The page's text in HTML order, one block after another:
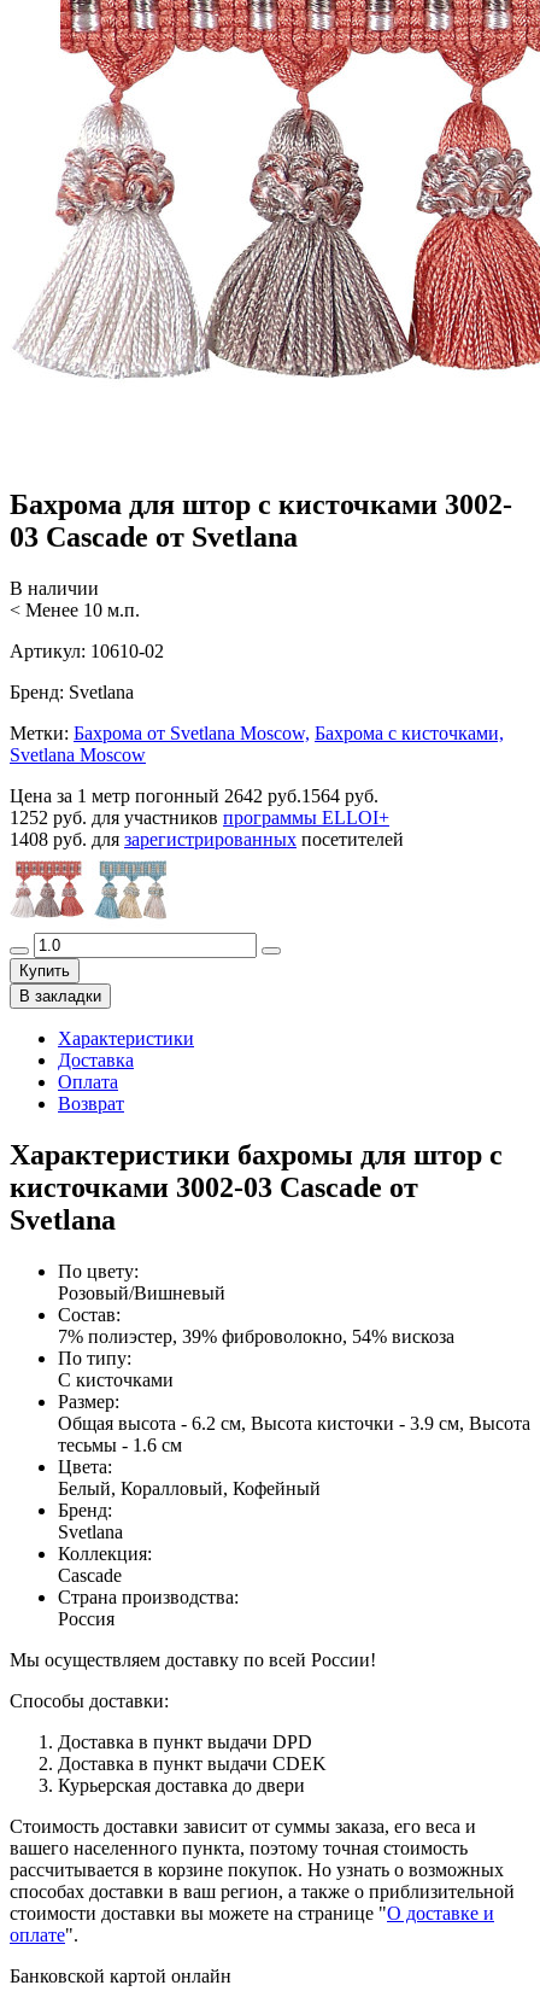
Бахрома для штор с кисточками 3002-
03 Cascade от Svetlana
В наличии
< Менее 10 м.п.
Артикул: 10610-02
Бренд: Svetlana
Метки: Бахрома от Svetlana Moscow, Бахрома с кисточками,
Svetlana Moscow
Цена за 1 метр погонный 2642 руб.1564 руб.
1252 руб. для участников программы ELLOI+
1408 руб. для зарегистрированных посетителей
Купить
В закладки
Характеристики
Доставка
Оплата
Возврат
Характеристики бахромы для штор с
кисточками 3002-03 Cascade от
Svetlana
По цвету:
Розовый/Вишневый
Состав:
7% полиэстер, 39% фиброволокно, 54% вискоза
По типу:
С кисточками
Размер:
Общая высота - 6.2 см, Высота кисточки - 3.9 см, Высота
тесьмы - 1.6 см
Цвета:
Белый, Коралловый, Кофейный
Бренд:
Svetlana
Коллекция:
Cascade
Страна производства:
Россия
Мы осуществляем доставку по всей России!
Способы доставки:
Доставка в пункт выдачи DPD
Доставка в пункт выдачи CDEK
Курьерская доставка до двери
Стоимость доставки зависит от суммы заказа, его веса и
вашего населенного пункта, поэтому точная стоимость
рассчитывается в корзине покупок. Но узнать о возможных
способах доставки в ваш регион, а также о приблизительной
стоимости доставки вы можете на странице "О доставке и
оплате".
Банковской картой онлайн